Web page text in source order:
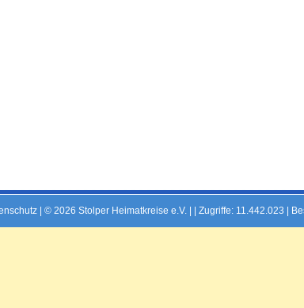
| © 2026 Stolper Heimatkreise e.V. | | Zugriffe: 11.442.023 |